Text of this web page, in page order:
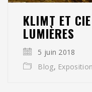
KLIMT ET
LUMIÈRES
5 juin 2018
Blog, Exposition